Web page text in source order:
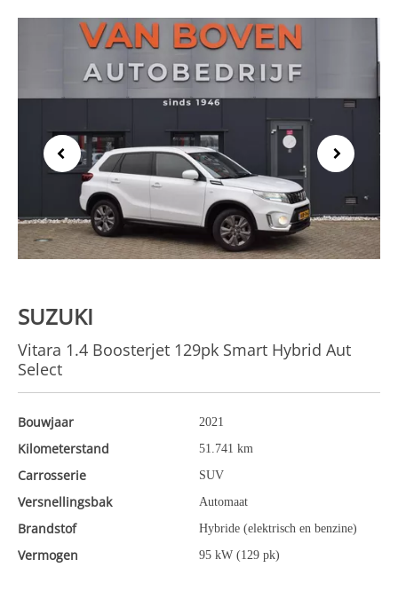
Previous Next
SUZUKI
Vitara 1.4 Boosterjet 129pk Smart Hybrid Aut
Select
Bouwjaar 2021
Kilometerstand 51.741 km
Carrosserie SUV
Versnellingsbak Automaat
Brandstof Hybride (elektrisch en benzine)
Vermogen 95 kW (129 pk)